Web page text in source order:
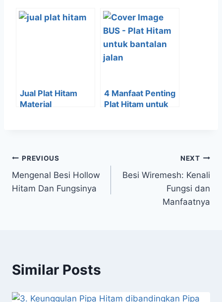
Jual Plat Hitam
Material
4 Manfaat Penting
Plat Hitam untuk
PREVIOUS
Mengenal Besi Hollow
Hitam Dan Fungsinya
NEXT
Besi Wiremesh: Kenali
Fungsi dan
Manfaatnya
Similar Posts